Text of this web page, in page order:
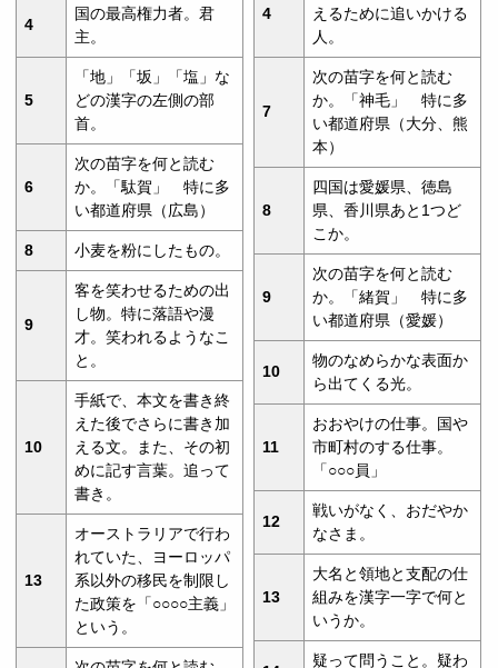
4
国の最高権力者。君
主。
5
「地」「坂」「塩」な
どの漢字の左側の部
首。
6
次の苗字を何と読む
か。「駄賀」 特に多
い都道府県（広島）
8 小麦を粉にしたもの。
9
客を笑わせるための出
し物。特に落語や漫
才。笑われるようなこ
と。
10
手紙で、本文を書き終
えた後でさらに書き加
える文。また、その初
めに記す言葉。追って
書き。
13
オーストラリアで行わ
れていた、ヨーロッパ
系以外の移民を制限し
た政策を「○○○○主義」
という。
4
えるために追いかける
人。
7
次の苗字を何と読む
か。「神毛」 特に多
い都道府県（大分、熊
本）
8
四国は愛媛県、徳島
県、香川県あと1つど
こか。
9
次の苗字を何と読む
か。「緒賀」 特に多
い都道府県（愛媛）
10
物のなめらかな表面か
ら出てくる光。
11
おおやけの仕事。国や
市町村のする仕事。
「○○○員」
12
戦いがなく、おだやか
なさま。
13
大名と領地と支配の仕
組みを漢字一字で何と
いうか。
疑って問うこと。疑わ